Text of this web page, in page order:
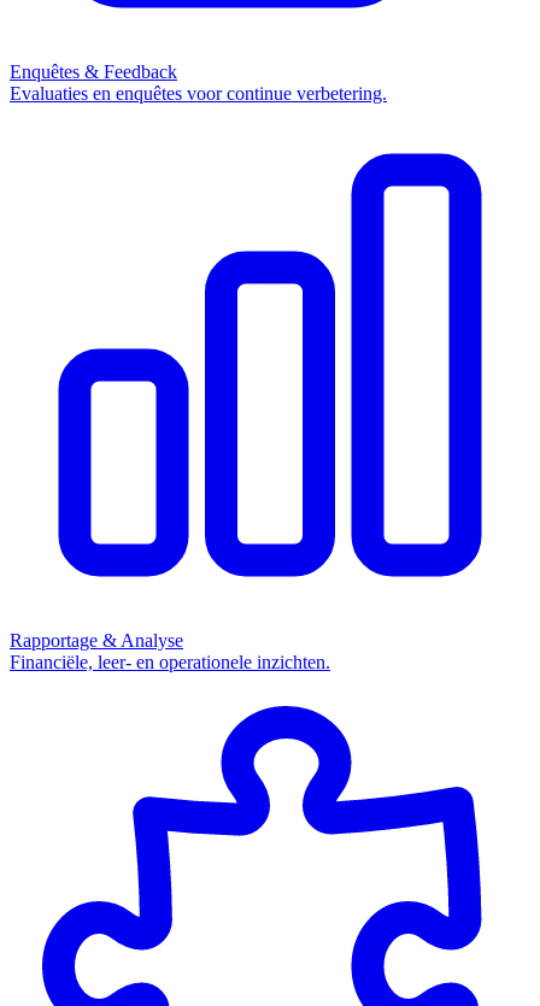
Enquêtes & Feedback
Evaluaties en enquêtes voor continue verbetering.
Rapportage & Analyse
Financiële, leer- en operationele inzichten.